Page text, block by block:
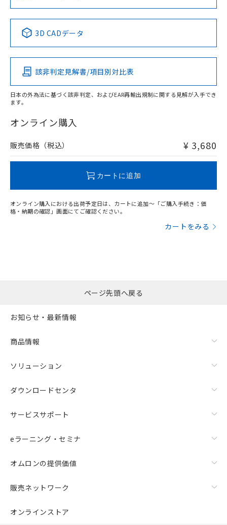
Pb Hg Cd Cr(VI)
O
在庫等で未対応品が混在する可能性があります。
問い合わせください。
3D CADデータ
該非判定見解書/項目別対比表
日本の外為法に基づく該非判定、およびEAR再輸出規制に関する見解が入手でき
ます。
オンライン購入
販売価格（税込） ¥ 3,680
カートに追加
オンライン購入における出荷予定日は、カートに追加～「ご購入手続き：価
格・納期の確認」画面にてご確認ください。
カートをみる
ページ先頭へ戻る
お知らせ・最新情報
商品情報
ソリューション
ダウンロードセンタ
サービスサポート
eラーニング・セミナ
オムロンの提供価値
販売ネットワーク
オンラインストア